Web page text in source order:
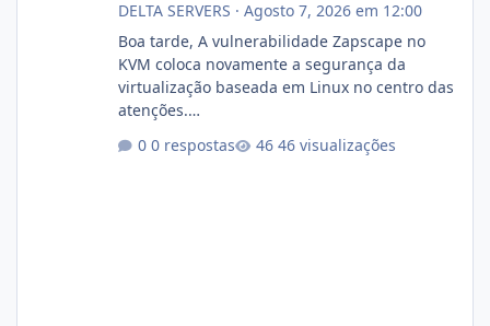
DELTA SERVERS · Agosto 7, 2026 em 12:00
Boa tarde, A vulnerabilidade Zapscape no
KVM coloca novamente a segurança da
virtualização baseada em Linux no centro das
atenções.
xjx23zz5f Criamos uma breve explicação:
0 respostas 46 visualizações